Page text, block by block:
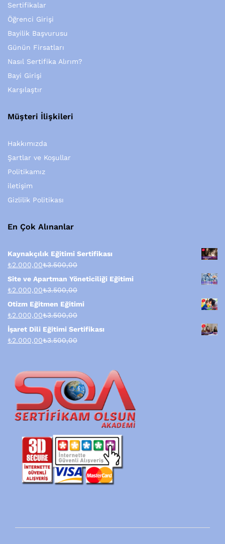
Sertifikalar
Öğrenci Girişi
Bayilik Başvurusu
Günün Firsatları
Nasıl Sertifika Alırım?
Bayi Girişi
Karşılaştır
Müşteri İlişkileri
Hakkımızda
Şartlar ve Koşullar
Politikamız
iletişim
Gizlilik Politikası
En Çok Alınanlar
Kaynakçılık Eğitimi Sertifikası
₺2.000,00₺3.500,00
Site ve Apartman Yöneticiliği Eğitimi
₺2.000,00₺3.500,00
Otizm Eğitmen Eğitimi
₺2.000,00₺3.500,00
İşaret Dili Eğitimi Sertifikası
₺2.000,00₺3.500,00